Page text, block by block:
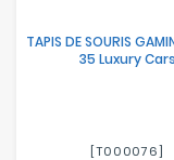
TAPIS DE SOURIS
35 Luxury Cars
[T000076]